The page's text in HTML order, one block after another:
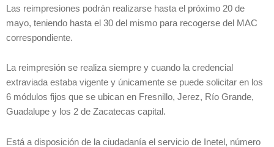
Las reimpresiones podrán realizarse hasta el próximo 20 de
mayo, teniendo hasta el 30 del mismo para recogerse del MAC
correspondiente.
La reimpresión se realiza siempre y cuando la credencial
extraviada estaba vigente y únicamente se puede solicitar en los
6 módulos fijos que se ubican en Fresnillo, Jerez, Río Grande,
Guadalupe y los 2 de Zacatecas capital.
Está a disposición de la ciudadanía el servicio de Inetel, número